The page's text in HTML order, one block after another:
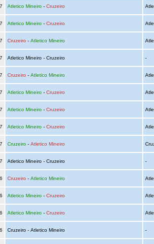
Atletico Mineiro- Cruzeiro
Atletico Mineiro- Cruzeiro
Cruzeiro - Atletico Mineiro
Atletico Mineiro - Cruzeiro -
Cruzeiro - Atletico Mineiro
Atletico Mineiro- Cruzeiro
Atletico Mineiro- Cruzeiro
Atletico Mineiro- Cruzeiro
Cruzeiro- Atletico Mineiro
Atletico Mineiro - Cruzeiro -
Cruzeiro - Atletico Mineiro
Atletico Mineiro- Cruzeiro
Atletico Mineiro- Cruzeiro
Cruzeiro - Atletico Mineiro -